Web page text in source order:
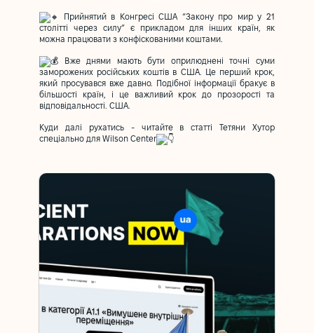
Прийнятий в Конгресі США “Закону про мир у 21
столітті через силу” є прикладом для інших країн, як
можна працювати з конфіскованими коштами.
Вже днями мають бути оприлюднені точні суми
заморожених російських коштів в США. Це перший крок,
який просувався вже давно. Подібної інформації бракує в
більшості країн, і це важливий крок до прозорості та
відповідальності. США.
Куди далі рухатись - читайте в статті Тетяни Хутор
спеціально для Wilson Center